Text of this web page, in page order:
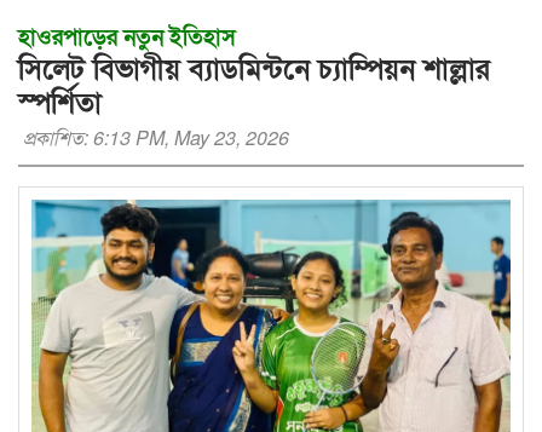
সিসিকের পাঁচ ওয়ার্ডে এক হাজার গাছের চারা
হাওরপাড়ের নতুন ইতিহাস
সিলেট বিভাগীয় ব্যাডমিন্টনে চ্যাম্পিয়ন শাল্লার
স্পর্শিতা
প্রকাশিত: 6:13 PM, May 23, 2026